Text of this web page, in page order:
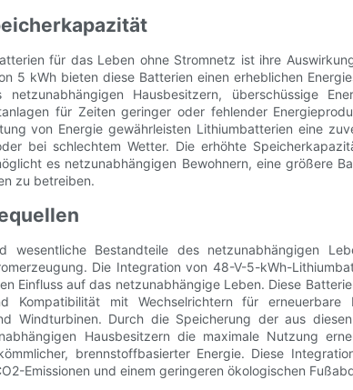
für das Leben ohne Stromnetz ist ihre
5 kWh bieten diese Batterien einen erheblichen
Hausbesitzern, überschüssige
für Zeiten geringer oder fehlender
von Energie gewährleisten Lithiumbatterien eine
bei schlechtem Wetter. Die erhöhte
es netzunabhängigen Bewohnern, eine größere
zu betreiben.
wesentliche Bestandteile des netzunabhängigen
Die Integration von 48-V-5-kWh-
Einfluss auf das netzunabhängige Leben. Diese
Kompatibilität mit Wechselrichtern für erneuerbare
Windturbinen. Durch die Speicherung der aus diesen
Hausbesitzern die maximale Nutzung
brennstoffbasierter Energie. Diese
Emissionen und einem geringeren ökologischen